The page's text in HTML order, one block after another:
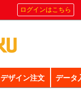
ログインはこちら
デザイン注文 データ